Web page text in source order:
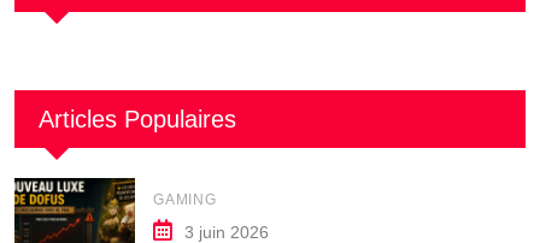
Articles Populaires
GAMING
3 juin 2026